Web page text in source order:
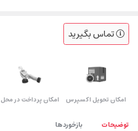
تماس بگیرید
اﻣﮑﺎن ﺗﺤﻮﯾﻞ اﮐﺴﭙﺮس امکان پرداخت در محل
توضیحات بازخوردها